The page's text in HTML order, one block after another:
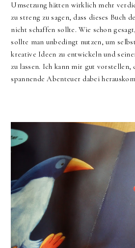
Umsetzung hätten wirklich mehr
zu streng zu sagen, dass dieses Buch
nicht schaffen sollte. Wie schon
sollte man unbedingt nutzen, um
kreative Ideen zu entwickeln und
zu lassen. Ich kann mir gut
spannende Abenteuer dabei